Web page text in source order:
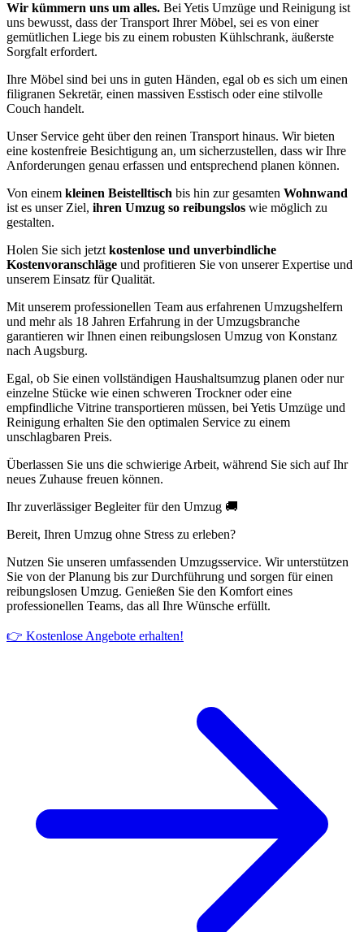
Wir kümmern uns um alles. Bei Yetis Umzüge und Reinigung ist
uns bewusst, dass der Transport Ihrer Möbel, sei es von einer
gemütlichen Liege bis zu einem robusten Kühlschrank, äußerste
Sorgfalt erfordert.
Ihre Möbel sind bei uns in guten Händen, egal ob es sich um einen
filigranen Sekretär, einen massiven Esstisch oder eine stilvolle
Couch handelt.
Unser Service geht über den reinen Transport hinaus. Wir bieten
eine kostenfreie Besichtigung an, um sicherzustellen, dass wir Ihre
Anforderungen genau erfassen und entsprechend planen können.
Von einem kleinen Beistelltisch bis hin zur gesamten Wohnwand
ist es unser Ziel, ihren Umzug so reibungslos wie möglich zu
gestalten.
Holen Sie sich jetzt kostenlose und unverbindliche
Kostenvoranschläge und profitieren Sie von unserer Expertise und
unserem Einsatz für Qualität.
Mit unserem professionellen Team aus erfahrenen Umzugshelfern
und mehr als 18 Jahren Erfahrung in der Umzugsbranche
garantieren wir Ihnen einen reibungslosen Umzug von Konstanz
nach Augsburg.
Egal, ob Sie einen vollständigen Haushaltsumzug planen oder nur
einzelne Stücke wie einen schweren Trockner oder eine
empfindliche Vitrine transportieren müssen, bei Yetis Umzüge und
Reinigung erhalten Sie den optimalen Service zu einem
unschlagbaren Preis.
Überlassen Sie uns die schwierige Arbeit, während Sie sich auf Ihr
neues Zuhause freuen können.
Ihr zuverlässiger Begleiter für den Umzug 🚚
Bereit, Ihren Umzug ohne Stress zu erleben?
Nutzen Sie unseren umfassenden Umzugsservice. Wir unterstützen
Sie von der Planung bis zur Durchführung und sorgen für einen
reibungslosen Umzug. Genießen Sie den Komfort eines
professionellen Teams, das all Ihre Wünsche erfüllt.
👉 Kostenlose Angebote erhalten!